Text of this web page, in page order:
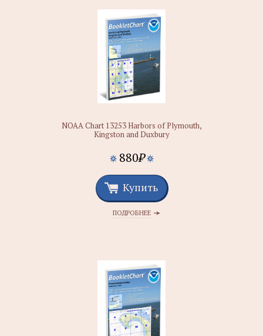
NOAA Chart 13253 Harbors of Plymouth,
Kingston and Duxbury
880₽
Купить
ПОДРОБНЕЕ